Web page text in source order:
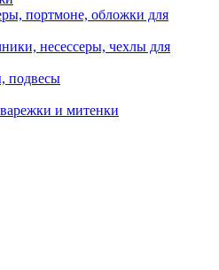
портмоне, обложки для
несессеры, чехлы для
подвесы
и митенки